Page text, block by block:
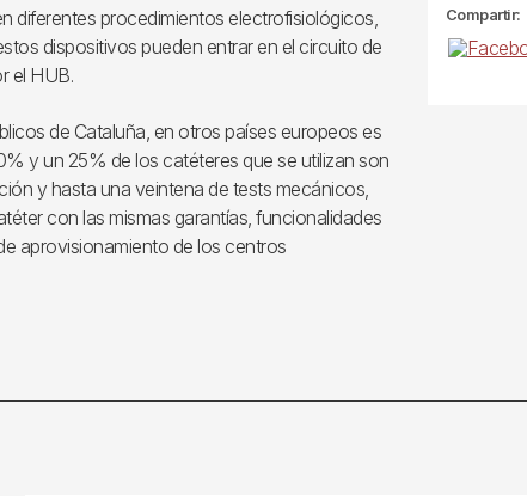
diferentes procedimientos electrofisiológicos,
dispositivos pueden entrar en el circuito de
el HUB.
de Cataluña, en otros países europeos es
y un 25% de los catéteres que se utilizan son
y hasta una veintena de tests mecánicos,
con las mismas garantías, funcionalidades
aprovisionamiento de los centros
Compartir: